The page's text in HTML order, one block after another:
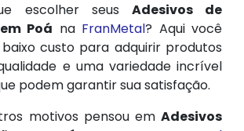
escolher seus Adesivos de
Poá na FranMetal? Aqui você
custo para adquirir produtos
e uma variedade incrível
podem garantir sua satisfação.
motivos pensou em Adesivos